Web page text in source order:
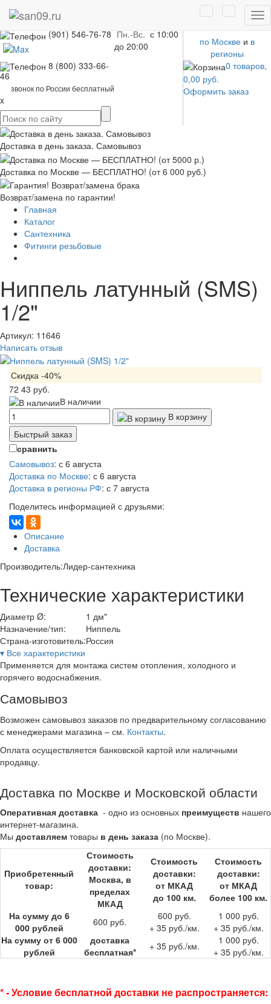
Москва
(495) 380-22-72
(901) 546-76-78
8 (800) 333-66-
46
звонок по России бесплатный
Пн.-Вс.с 10:00
до 20:00
x
Доставка быстро
и недорого:
по Москве и в
регионы
0 товаров,
0,00 руб.
Оформить заказ
Доставка в день заказа. Самовывоз
Доставка по Москве — БЕСПЛАТНО! (от 6 000 руб.)
Возврат/замена по гарантии!
Главная
Каталог
Сантехника
Фитинги резьбовые
Ниппель латунный (SMS)
1/2"
Артикул: 11646
Написать отзыв
Скидка -40%
72 43 руб.
В наличии
В корзину
Быстрый заказ
сравнить
Самовывоз: с 6 августа
Доставка по Москве: с 6 августа
Доставка в регионы РФ: с 7 августа
Поделитесь информацией с друзьями:
Описание
Доставка
Производитель:Лидер-сантехника
Технические характеристики
Диаметр Ø:
1 дм"
Назначение/тип:
Ниппель
Страна-изготовитель:Россия
▾ Все характеристики
Применяется для монтажа систем отопления, холодного и
горячего водоснабжения.
Самовывоз
Возможен самовывоз заказов по предварительному согласованию
с менеджерами магазина – см. Контакты.
Оплата осуществляется банковской картой или наличными
продавцу.
Доставка по Москве и Московской области
Оперативная доставка - одно из основных преимуществ нашего
интернет-магазина.
Мы доставляем товары в день заказа (по Москве).
Приобре­тенный
товар:
Стои­мость
доставки:
Москва, в
пределах
МКАД
Стои­мость
доставки:
от МКАД
до 100 км.
Стои­мость
доставки:
от МКАД
более 100 км.
На сумму до 6
000 рублей
600 руб.
600 руб.
+ 35 руб./км.
1 000 руб.
+ 35 руб./км.
На сумму от 6 000
рублей
доставка
беспла­тная*
+ 35 руб./км.
1 000 руб.
+ 35 руб./км.
* - Условие бесплатной доставки не распространяется: